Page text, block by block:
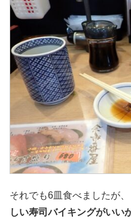
それでも6皿食べましたが、
しい寿司バイキングがいい